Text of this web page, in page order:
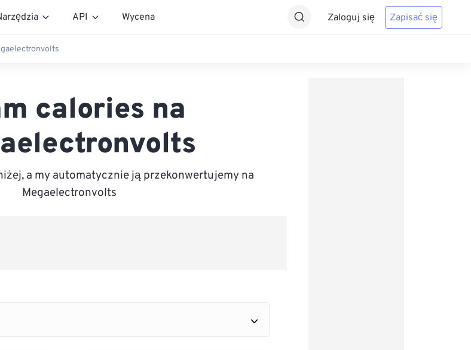
API Wycena Zaloguj się Zapisać się
calories na
a my automatycznie ją przekonwertujemy na
Megaelectronvolts